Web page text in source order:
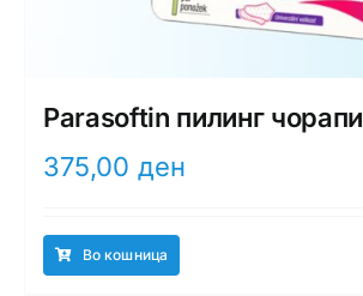
Parasoftin пилинг чорапи
375,00 ден
Во кошница